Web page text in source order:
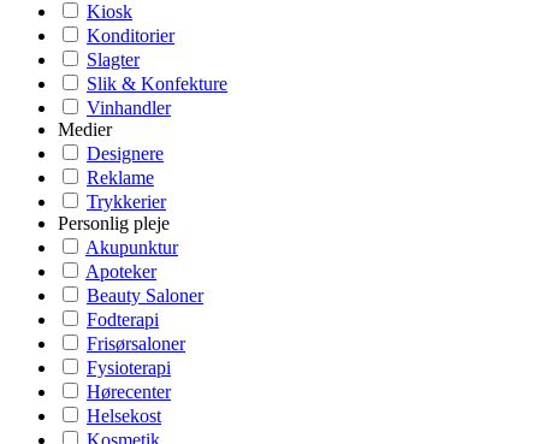
Kiosk
Konditorier
Slagter
Slik & Konfekture
Vinhandler
Medier
Designere
Reklame
Trykkerier
Personlig pleje
Akupunktur
Apoteker
Beauty Saloner
Fodterapi
Frisørsaloner
Fysioterapi
Hørecenter
Helsekost
Kosmetik